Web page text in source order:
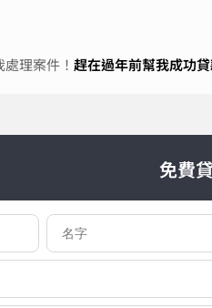
理案件！ 趕在過年前幫我成功貸
免費